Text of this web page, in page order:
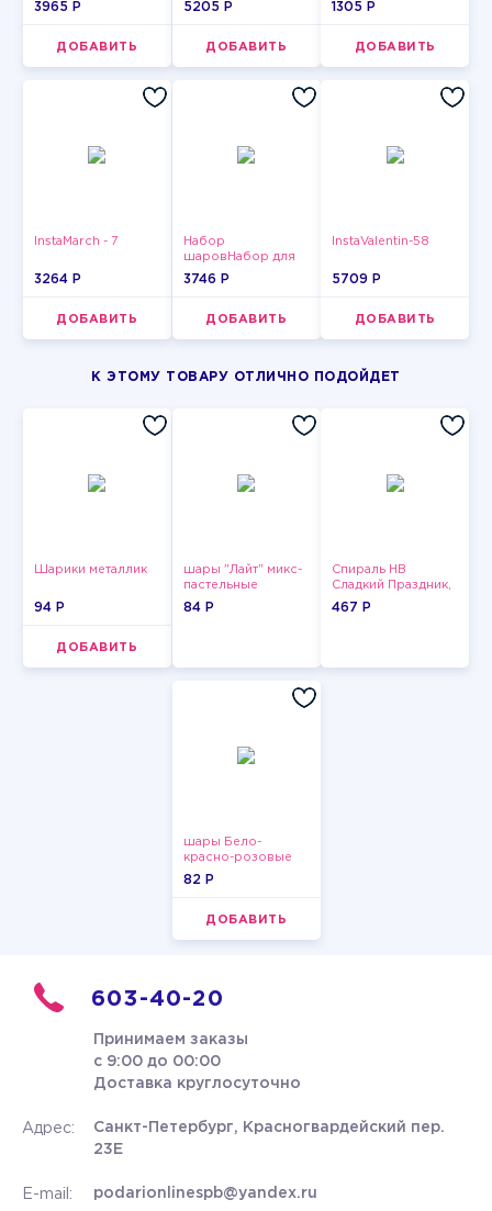
3965 P
ДОБАВИТЬ
5205 P
ДОБАВИТЬ
1305 P
ДОБАВИТЬ
InstaMarch - 7
3264 P
ДОБАВИТЬ
Набор
шаровНабор для
мужчин-3
3746 P
ДОБАВИТЬ
InstaValentin-58
5709 P
ДОБАВИТЬ
К ЭТОМУ ТОВАРУ ОТЛИЧНО ПОДОЙДЕТ
Шарики металлик
94 P
ДОБАВИТЬ
шары "Лайт" микс-
пастельные
84 P
Спираль HB
Сладкий Праздник,
12 шт.
467 P
шары Бело-
красно-розовые
пастельные
82 P
ДОБАВИТЬ
603-40-20
Принимаем заказы
с 9:00 до 00:00
Доставка круглосуточно
Адрес:
Санкт-Петербург, Красногвардейский пер.
23Е
E-mail: podarionlinespb@yandex.ru